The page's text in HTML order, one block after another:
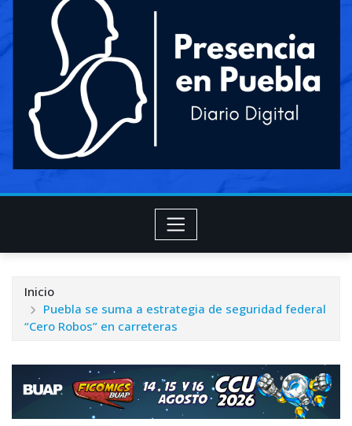
Inicio
Puebla se suma a estrategia de seguridad federal
“Cero Robos” en carreteras